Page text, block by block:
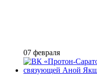
07 февраля